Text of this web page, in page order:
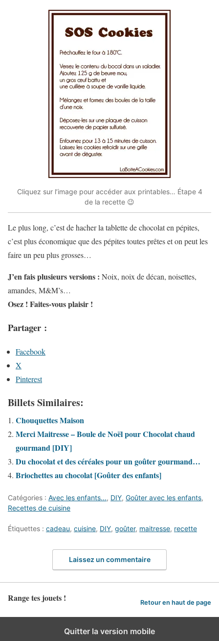
Cliquez sur l’image pour accéder aux printables… Étape 4
de la recette 😉
Le plus long, c’est de hacher la tablette de chocolat en pépites,
c’est plus économique que des pépites toutes prêtes et on peut les
faire un peu plus grosses…
J’en fais plusieurs versions : Noix, noix de décan, noisettes,
amandes, M&M’s…
Osez ! Faites-vous plaisir !
Partager :
Facebook
X
Pinterest
Billets Similaires:
Chouquettes Maison
Merci Maitresse – Boule de Noël pour Chocolat chaud
gourmand [DIY]
Du chocolat et des céréales pour un goûter gourmand…
Briochettes au chocolat [Goûter des enfants]
Catégories : Avec les enfants..., DIY, Goûter avec les enfants,
Recettes de cuisine
Étiquettes : cadeau, cuisine, DIY, goûter, maitresse, recette
Laissez un commentaire
Range tes jouets ! Retour en haut de page
Quitter la version mobile